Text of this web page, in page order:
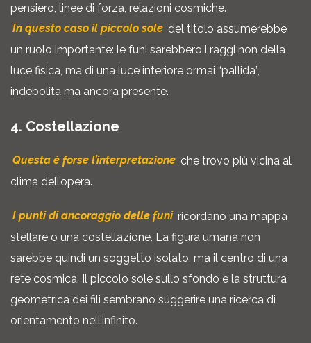
pensiero, linee di forza, relazioni cosmiche.
In questo caso il piccolo sole del titolo assumerebbe
un ruolo importante: le funi sarebbero i raggi non della
luce fisica, ma di una luce interiore ormai “pallida”,
indebolita ma ancora presente.
4. Costellazione
Questa è forse l’interpretazione che trovo più vicina al
clima dell’opera.
I punti di ancoraggio delle funi ricordano una mappa
stellare o una costellazione. La figura umana non
sarebbe quindi un soggetto isolato, ma il centro di una
rete cosmica. Il piccolo sole sullo sfondo e la struttura
geometrica dei fili sembrano suggerire una ricerca di
orientamento nell’infinito.